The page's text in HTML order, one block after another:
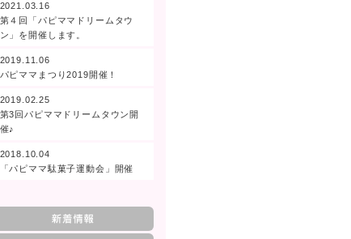
2021.03.16
第４回「パピママドリームタウ
ン」を開催します。
2019.11.06
パピママまつり2019開催！
2019.02.25
第3回パピママドリームタウン開
催♪
2018.10.04
「パピママ駄菓子運動会」開催